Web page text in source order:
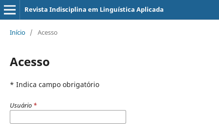
Revista Indisciplina em Linguística Aplicada
Início / Acesso
Acesso
* Indica campo obrigatório
Usuário *